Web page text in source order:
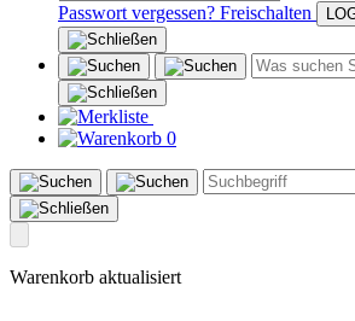
Passwort vergessen? Freischalten
0
Warenkorb aktualisiert